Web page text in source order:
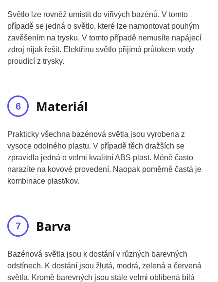
Světlo lze rovněž umístit do vířivých bazénů. V tomto
případě se jedná o světlo, které lze namontovat pouhým
zavěšením na trysku. V tomto případě nemusíte napájecí
zdroj nijak řešit. Elektřinu světlo přijímá průtokem vody
proudící z trysky.
Materiál
Prakticky všechna bazénová světla jsou vyrobena z
vysoce odolného plastu. V případě těch dražších se
zpravidla jedná o velmi kvalitní ABS plast. Méně často
narazíte na kovové provedení. Naopak poměrně častá je
kombinace plast/kov.
Barva
Bazénová světla jsou k dostání v různých barevných
odstínech. K dostání jsou žlutá, modrá, zelená a červená
světla. Kromě barevných jsou stále velmi oblíbená bílá